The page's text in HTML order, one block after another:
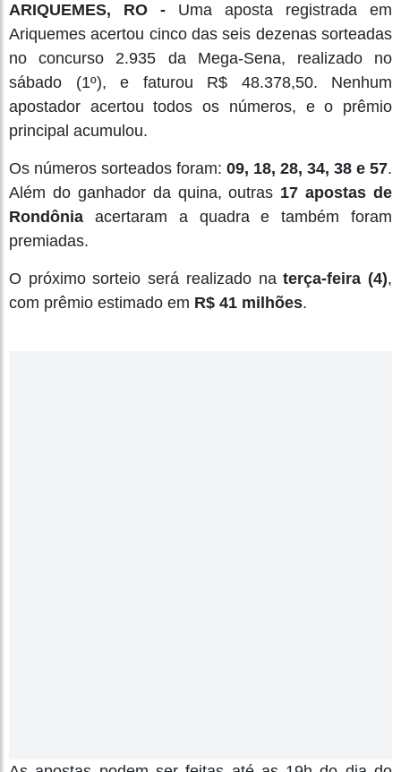
ARIQUEMES, RO - Uma aposta registrada em
Ariquemes acertou cinco das seis dezenas sorteadas
no concurso 2.935 da Mega-Sena, realizado no
sábado (1º), e faturou R$ 48.378,50. Nenhum
apostador acertou todos os números, e o prêmio
principal acumulou.
Os números sorteados foram: 09, 18, 28, 34, 38 e 57.
Além do ganhador da quina, outras 17 apostas de
Rondônia acertaram a quadra e também foram
premiadas.
O próximo sorteio será realizado naterça-feira (4),
com prêmio estimado em R$ 41 milhões.